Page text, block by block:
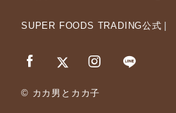
SUPER FOODS TRADING公式
© カカ男とカカ子